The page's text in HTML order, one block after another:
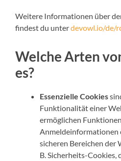
Weitere Informationen über
findest du unterdevowl.io/de/
Welche Arten
es?
Essenzielle Cookies
Funktionalität einer
ermöglichen
Anmeldeinformationen
sicheren Bereichen der
B. Sicherheits-Cookies,